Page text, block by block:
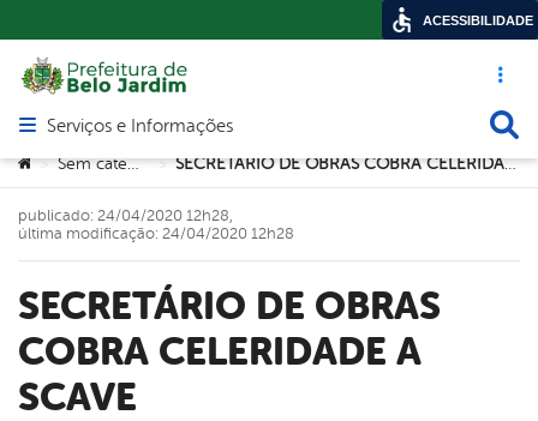
Acesso
Abrir menu principal de navegação
Serviços e Informações
Você está aqui:
> Sem categoria > SECRETÁRIO DE OBRAS COBRA CELERIDADE A SCAVE
SECRETÁRIO DE OBRAS
COBRA CELERIDADE A
SCAVE
publicado: 24/04/2020 12h28,
última modificação: 24/04/2020 12h28
ACESSIBILIDADE